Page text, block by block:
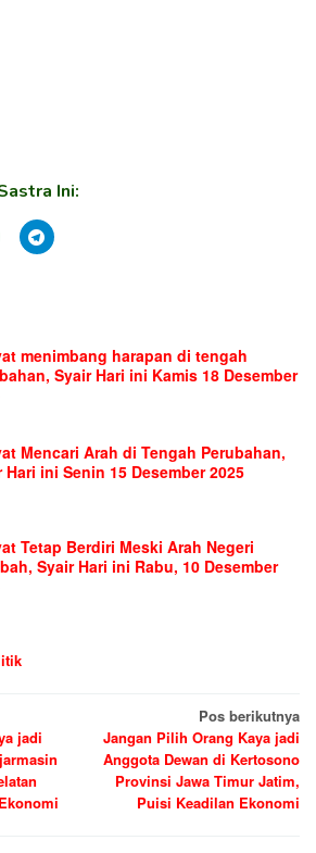
Ini:
menimbang harapan di tengah
Syair Hari ini Kamis 18 Desember
Mencari Arah di Tengah Perubahan,
Hari ini Senin 15 Desember 2025
Tetap Berdiri Meski Arah Negeri
Syair Hari ini Rabu, 10 Desember
jadi
Pos berikutnya
Jangan Pilih Orang Kaya jadi
Anggota Dewan di Kertosono
Provinsi Jawa Timur Jatim,
Puisi Keadilan Ekonomi